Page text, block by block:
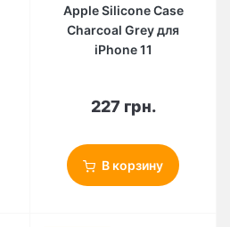
Apple Silicone Case
Charcoal Grey для
iPhone 11
227 грн.
В корзину